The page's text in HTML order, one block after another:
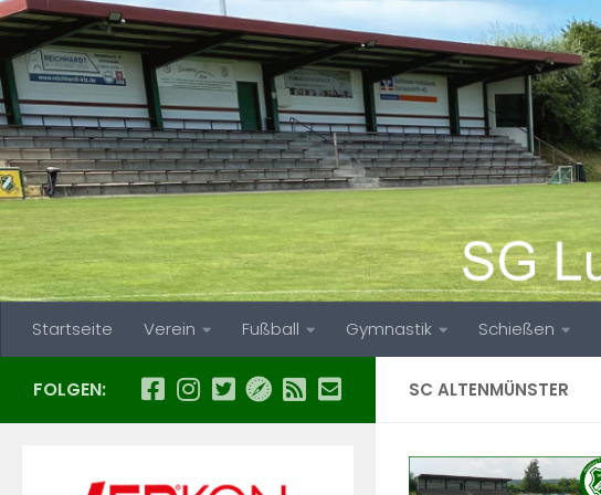
Zum Inhalt springen
Startseite Verein Fußball Gymnastik Schießen
SC ALTENMÜNSTER
FOLGEN: